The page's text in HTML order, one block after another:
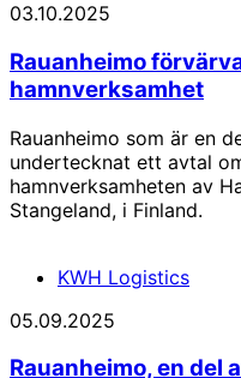
03.10.2025
Rauanheimo
hamnverksamhet
Rauanheimo som är en
undertecknat ett avtal
hamnverksamheten av
Stangeland, i Finland.
KWH Logistics
05.09.2025
Rauanheimo, en del